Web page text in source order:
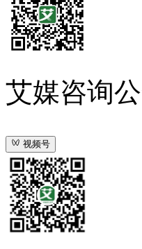
艾媒咨询
视频号